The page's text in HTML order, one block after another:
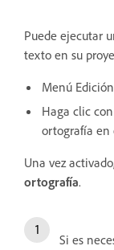
Puede ejecutar
texto en su
Menú
Haga clic
ortografía
Una vez
ortografía.
Si es